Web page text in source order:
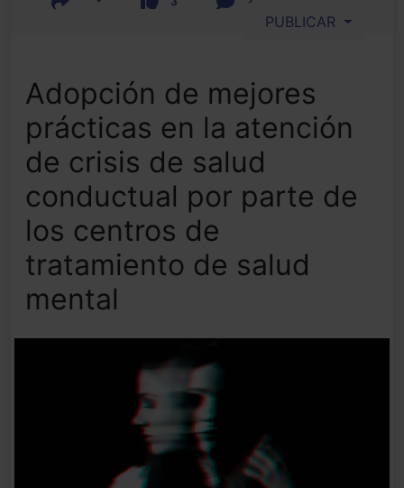
PUBLICAR
Adopción de mejores
prácticas en la atención
de crisis de salud
conductual por parte de
los centros de
tratamiento de salud
mental